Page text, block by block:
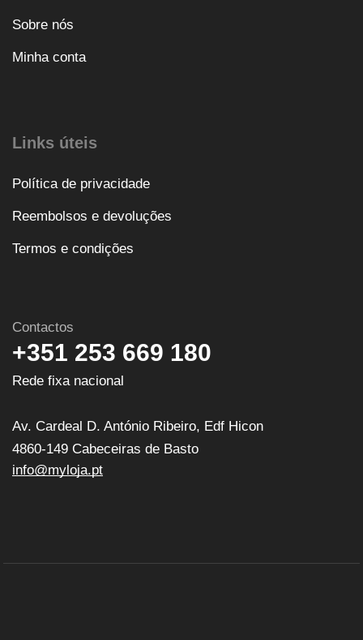
Sobre nós
Minha conta
Links úteis
Política de privacidade
Reembolsos e devoluções
Termos e condições
Contactos
+351 253 669 180
Rede fixa nacional
Av. Cardeal D. António Ribeiro, Edf Hicon
4860-149 Cabeceiras de Basto
info@myloja.pt